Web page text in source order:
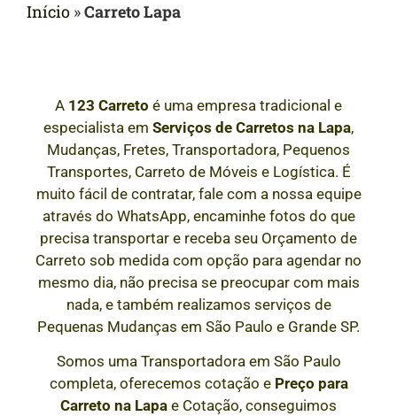
Início »Carreto Lapa
A 123 Carreto é uma empresa tradicional e
especialista em Serviços de Carretos na Lapa,
Mudanças, Fretes, Transportadora, Pequenos
Transportes, Carreto de Móveis e Logística. É
muito fácil de contratar, fale com a nossa equipe
através do WhatsApp, encaminhe fotos do que
precisa transportar e receba seu Orçamento de
Carreto sob medida com opção para agendar no
mesmo dia, não precisa se preocupar com mais
nada, e também realizamos serviços de
Pequenas Mudanças em São Paulo e Grande SP.
Somos uma Transportadora em São Paulo
completa, oferecemos cotação e Preço para
Carreto na Lapa e Cotação, conseguimos